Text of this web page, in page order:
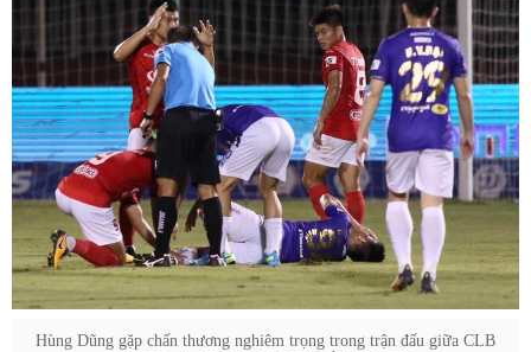
Hùng Dũng gặp chấn thương nghiêm trọng trong trận đấu giữa CLB